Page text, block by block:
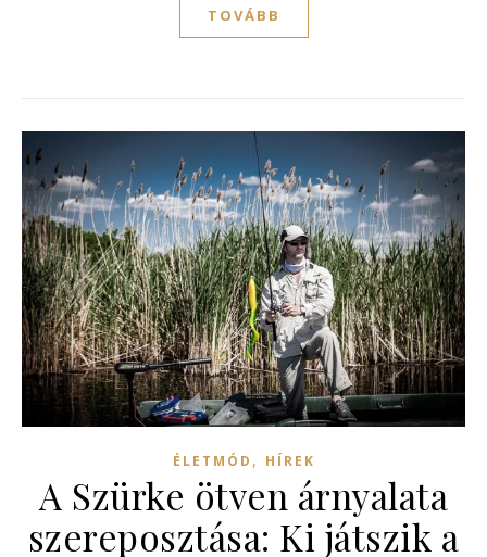
TOVÁBB
ÉLETMÓD , HÍREK
A Szürke ötven árnyalata
szereposztása: Ki játszik a